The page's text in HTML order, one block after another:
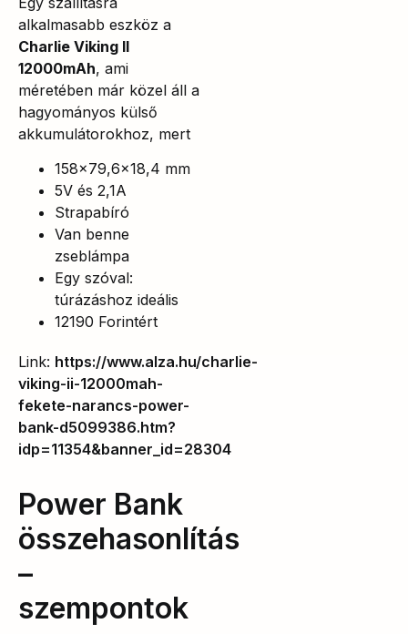
alkalmasabb eszköz a
Charlie Viking II
12000mAh, ami
méretében már közel áll a
hagyományos külső
akkumulátorokhoz, mert
158×79,6×18,4 mm
5V és 2,1A
Strapabíró
Van benne
zseblámpa
Egy szóval:
túrázáshoz ideális
12190 Forintért
Link: https://www.alza.hu/charlie-
viking-ii-12000mah-
fekete-narancs-power-
bank-d5099386.htm?
idp=11354&banner_id=28304
Power Bank
összehasonlítás
–
szempontok